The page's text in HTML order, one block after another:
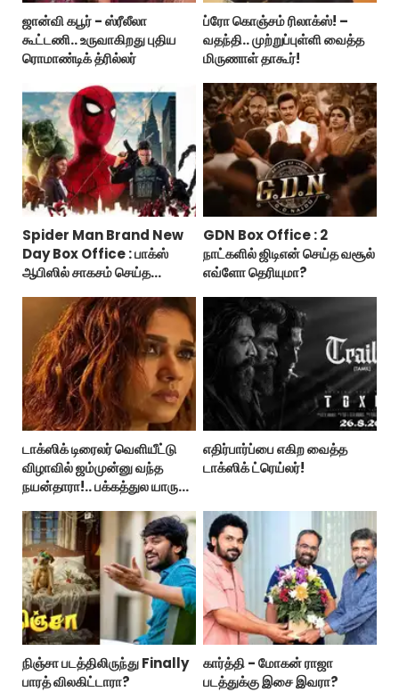
ஜான்வி கபூர் - ஸ்ரீலீலா
கூட்டணி.. உருவாகிறது புதிய
ரொமாண்டிக் த்ரில்லர்
ப்ரோ கொஞ்சம் ரிலாக்ஸ்! –
வதந்தி.. முற்றுப்புள்ளி வைத்த
மிருணாள் தாகூர்!
Spider Man Brand New
Day Box Office : பாக்ஸ்
ஆபிஸில் சாகசம் செய்த
GDN Box Office : 2
நாட்களில் ஜிடிஎன் செய்த வசூல்
எவ்ளோ தெரியுமா?
டாக்ஸிக் டிரைலர் வெளியீட்டு
விழாவில் ஜம்முன்னு வந்த
நயன்தாரா!.. பக்கத்துல யாரு
எதிர்பார்ப்பை எகிற வைத்த
டாக்ஸிக் ட்ரெய்லர்!
நிஞ்சா படத்திலிருந்து Finally
பாரத் விலகிட்டாரா?
கார்த்தி - மோகன் ராஜா
படத்துக்கு இசை இவரா?